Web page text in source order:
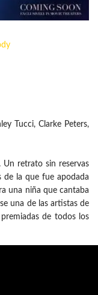
Tucci, Clarke Peters,
retrato sin reservas
la que fue apodada
una niña que cantaba
una de las artistas de
de todos los